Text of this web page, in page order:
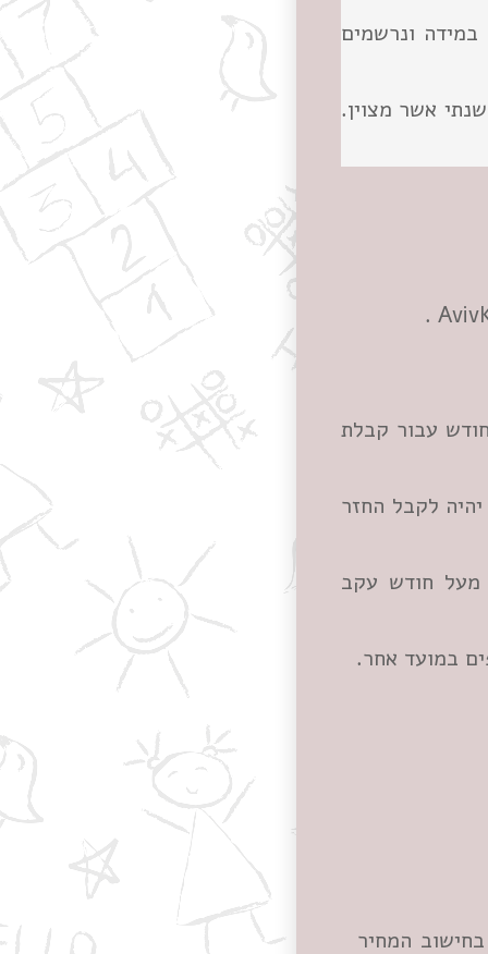
המחיר
.
או ביטול השתתפות בחוג יש להודיע בכתב עד ה–30 בחודש עבור קבלת
לאחר מכן לא ניתן יהיה לקבל החזר
מעל חודש עקב
במועד אחר.
במידה ונרשמים
אשר מצוין.